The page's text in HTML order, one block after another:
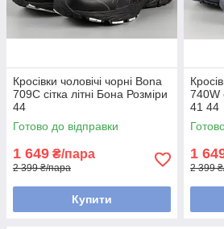
Кросівки чоловічі чорні Bona
709C сітка літні Бона Розміри
44
Готово до відправки
1 649 ₴/пара
2 399 ₴/пара
Купити
740W
41 44
1
2 399